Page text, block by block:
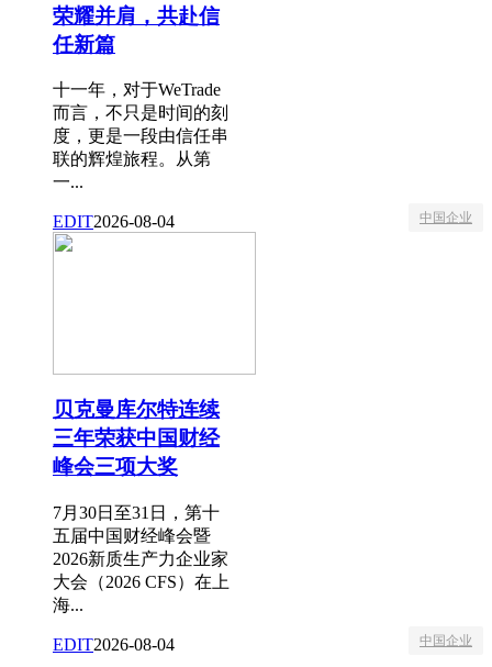
荣耀并肩，共赴信
任新篇
十一年，对于WeTrade
而言，不只是时间的刻
度，更是一段由信任串
联的辉煌旅程。从第
一...
EDIT2026-08-04 中国企业
贝克曼库尔特连续
三年荣获中国财经
峰会三项大奖
7月30日至31日，第十
五届中国财经峰会暨
2026新质生产力企业家
大会（2026 CFS）在上
海...
EDIT2026-08-04 中国企业